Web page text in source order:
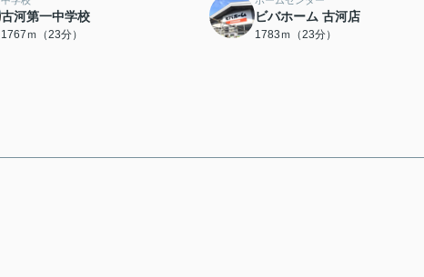
古河第一中学校
1767ｍ（23分）
ビバホーム 古河店
1783ｍ（23分）